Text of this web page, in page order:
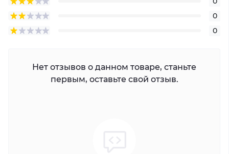
0
0
Нет отзывов о данном товаре, станьте
первым, оставьте свой отзыв.